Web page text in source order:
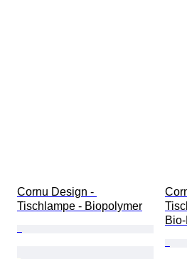
Cornu Design -
Tischlampe - Biopolymer